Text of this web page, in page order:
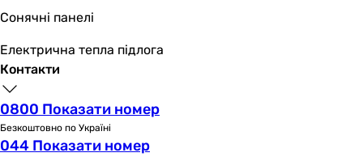
настінний
настінний
настінний
настінний
настінний
настінний
настінний
Сонячні панелі
Електрична тепла підлога
Контакти
0800 Показати номер
Безкоштовно по Україні
044 Показати номер